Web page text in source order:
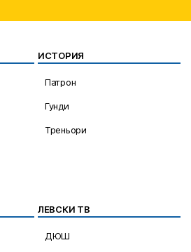
ИСТОРИЯ
Патрон
Гунди
Треньори
ЛЕВСКИ ТВ
ДЮШ